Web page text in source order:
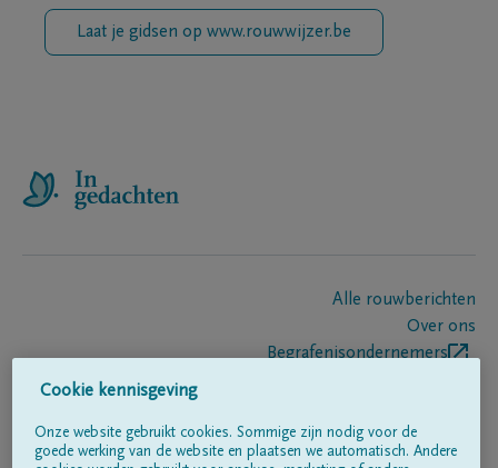
Laat je gidsen op www.rouwwijzer.be
Alle rouwberichten
Over ons
Begrafenisondernemers
Volg ons op
Cookie kennisgeving
Onze website gebruikt cookies. Sommige zijn nodig voor de
goede werking van de website en plaatsen we automatisch. Andere